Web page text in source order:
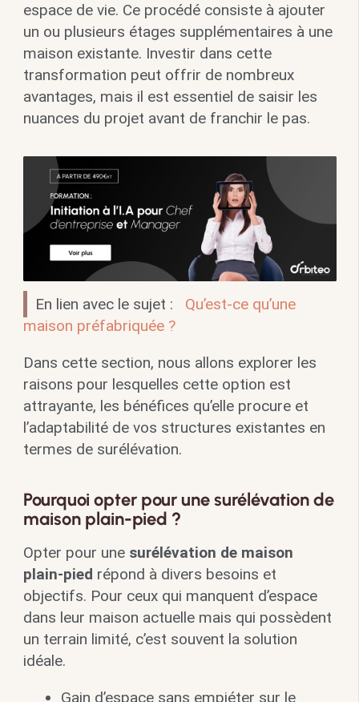
espace de vie. Ce procédé consiste à ajouter
un ou plusieurs étages supplémentaires à une
maison existante. Investir dans cette
transformation peut offrir de nombreux
avantages, mais il est essentiel de saisir les
nuances du projet avant de franchir le pas.
En lien avec le sujet :
Qu’est-ce qu’une
maison préfabriquée ?
Dans cette section, nous allons explorer les
raisons pour lesquelles cette option est
attrayante, les bénéfices qu’elle procure et
l’adaptabilité de vos structures existantes en
termes de surélévation.
Pourquoi opter pour une surélévation de
maison plain-pied ?
Opter pour une surélévation de maison
plain-pied répond à divers besoins et
objectifs. Pour ceux qui manquent d’espace
dans leur maison actuelle mais qui possèdent
un terrain limité, c’est souvent la solution
idéale.
Gain d’espace sans empiéter sur le